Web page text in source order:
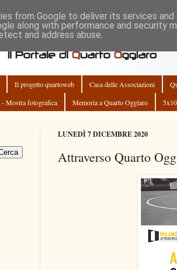
Il progetto quartoweb Casa delle Associazioni
Mostra fotografica
Memoria a Quarto Oggiaro
LUNEDÌ 7 DICEMBRE 2020
Attraverso Quarto
from Google to deliver its services
along with performance and security
and address abuse.